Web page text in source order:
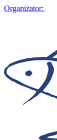
Organizator: